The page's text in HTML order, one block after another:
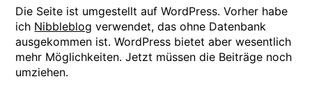
Die Seite ist umgestellt auf WordPress. Vorher habe
ich Nibbleblog verwendet, das ohne Datenbank
ausgekommen ist. WordPress bietet aber wesentlich
mehr Möglichkeiten. Jetzt müssen die Beiträge noch
umziehen.